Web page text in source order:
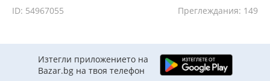
ID: 54967055 Преглеждания: 149
Изтегли приложението на
Bazar.bg на твоя телефон